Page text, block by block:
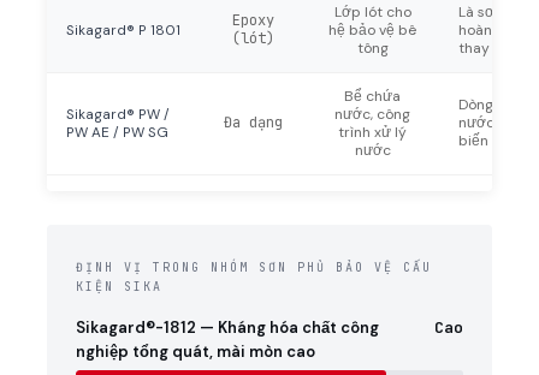
Sikagard® P 1801
Epoxy
(lót)
Lớp lót cho
hệ bảo vệ bê
tông
Là sơn lót
hoàn thiện
thay thế
Sikagard® PW /
PW AE / PW SG
Đa dạng
Bể chứa
nước, công
trình xử lý
nước
Dòng
nước —
biến thể
ĐỊNH VỊ TRONG NHÓM SƠN PHỦ BẢO VỆ CẤU
KIỆN SIKA
Sikagard®-1812 — Kháng hóa chất công
nghiệp tổng quát, mài mòn cao
Cao